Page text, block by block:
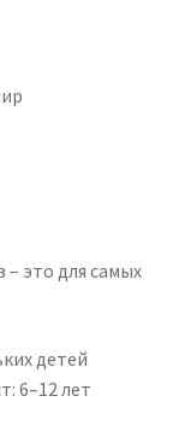
это для самых
детей
6–12 лет